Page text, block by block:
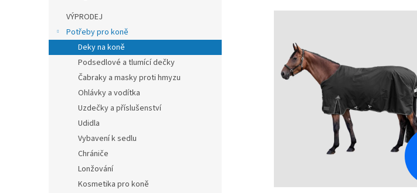
n
VÝPRODEJ
Potřeby pro koně
Deky na koně
Podsedlové a tlumící dečky
Čabraky a masky proti hmyzu
Ohlávky a vodítka
Uzdečky a příslušenství
Udidla
Vybavení k sedlu
Chrániče
Lonžování
Kosmetika pro koně